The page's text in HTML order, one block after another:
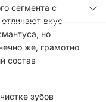
сегмента с
вкус
но
же, грамотно
состав
зубов